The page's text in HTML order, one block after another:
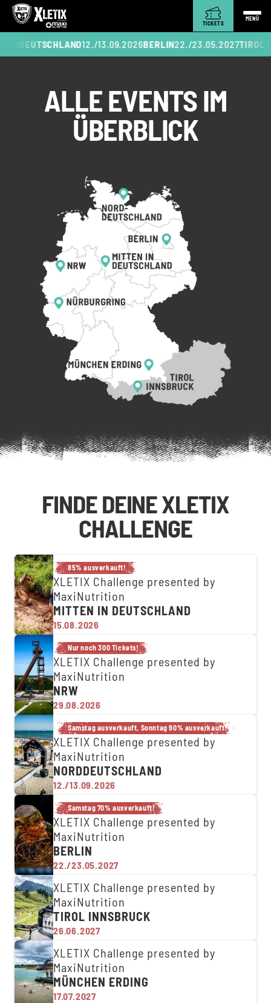
TICKETS
MENÜ
12./13.09.2026BERLIN22./23.05.2027TIROL
ALLE EVENTS IM
ÜBERBLICK
FINDE DEINE XLETIX
CHALLENGE
85% ausverkauft!
XLETIX Challenge presented by
MaxiNutrition
MITTEN IN DEUTSCHLAND
15.08.2026
Nur noch 300 Tickets!
XLETIX Challenge presented by
MaxiNutrition
NRW
29.08.2026
Samstag ausverkauft, Sonntag 90% ausverkauft!
XLETIX Challenge presented by
MaxiNutrition
NORDDEUTSCHLAND
12./13.09.2026
Samstag 70% ausverkauft!
XLETIX Challenge presented by
MaxiNutrition
BERLIN
22./23.05.2027
XLETIX Challenge presented by
MaxiNutrition
TIROL INNSBRUCK
26.06.2027
XLETIX Challenge presented by
MaxiNutrition
MÜNCHEN ERDING
17.07.2027